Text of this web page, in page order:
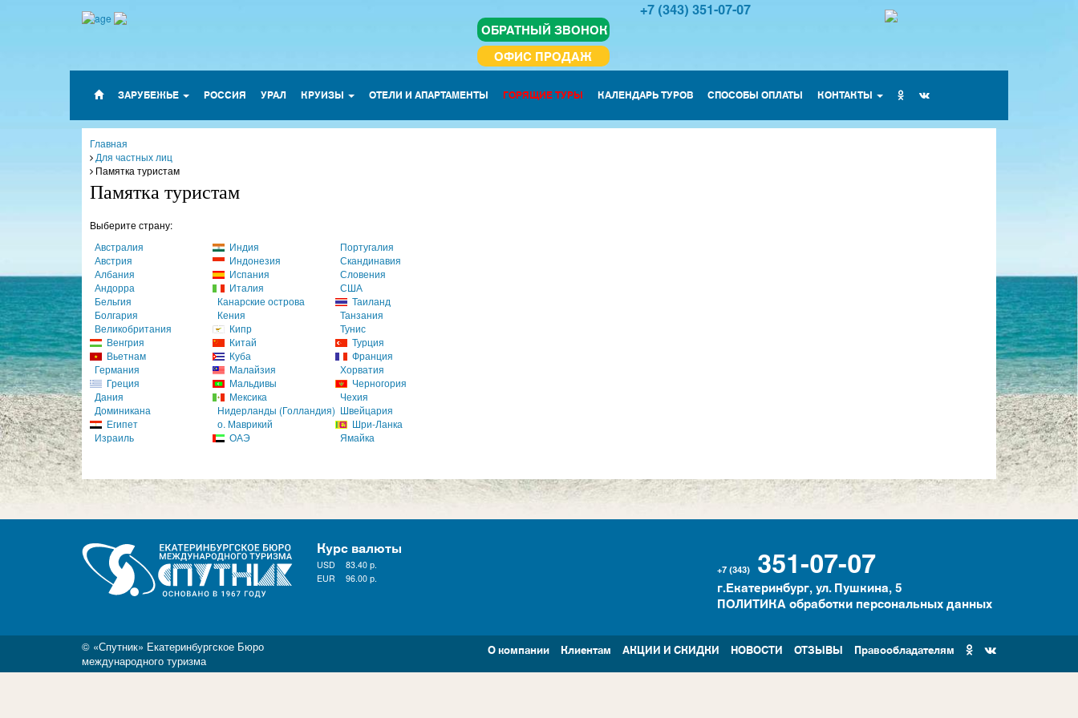
ОБРАТНЫЙ ЗВОНОК
ОФИС ПРОДАЖ
+7 (343) 351-07-07
ЗАРУБЕЖЬЕ РОССИЯ УРАЛ КРУИЗЫ ОТЕЛИ И АПАРТАМЕНТЫ ГОРЯЩИЕ ТУРЫ КАЛЕНДАРЬ ТУРОВ СПОСОБЫ ОПЛАТЫ КОНТАКТЫ
Главная
Для частных лиц
Памятка туристам
Памятка туристам
Выберите страну:
Австралия
Австрия
Албания
Андорра
Бельгия
Болгария
Великобритания
Венгрия
Вьетнам
Германия
Греция
Дания
Доминикана
Египет
Израиль
Индия
Индонезия
Испания
Италия
Канарские острова
Кения
Кипр
Китай
Куба
Малайзия
Мальдивы
Мексика
Нидерланды (Голландия)
о. Маврикий
ОАЭ
Португалия
Скандинавия
Словения
США
Таиланд
Танзания
Тунис
Турция
Франция
Хорватия
Черногория
Чехия
Швейцария
Шри-Ланка
Ямайка
Курс валюты
USD 83.40 р.
EUR
96.00 р.
+7 (343) 351-07-07
г.Екатеринбург, ул. Пушкина, 5
ПОЛИТИКА обработки персональных данных
© «Спутник» Екатеринбургское Бюро
международного туризма
О компании Клиентам АКЦИИ И СКИДКИ НОВОСТИ ОТЗЫВЫ Правообладателям